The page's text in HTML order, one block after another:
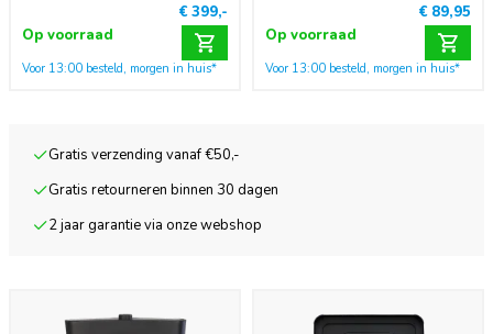
€ 399,-
Op voorraad
Voor 13:00 besteld, morgen in huis*
€ 89,95
Op voorraad
Voor 13:00 besteld, morgen in huis*
Gratis verzending vanaf €50,-
Gratis retourneren binnen 30 dagen
2 jaar garantie via onze webshop